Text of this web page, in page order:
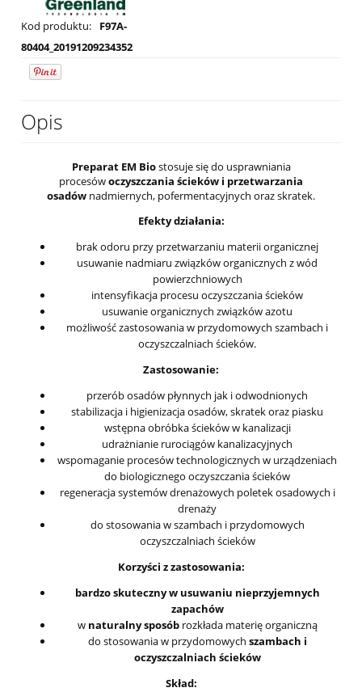
Kod produktu:
F97A-
80404_20191209234352
Opis
Preparat EM Biostosuje się do usprawniania
procesówoczyszczania ścieków i przetwarzania
osadów nadmiernych, pofermentacyjnych oraz skratek.
Efekty działania:
brak odoru przy przetwarzaniu materii organicznej
usuwanie nadmiaru związków organicznych z wód
powierzchniowych
intensyfikacja procesu oczyszczania ścieków
usuwanie organicznych związków azotu
możliwość zastosowania w przydomowych szambach i
oczyszczalniach ścieków.
Zastosowanie:
przerób osadów płynnych jak i odwodnionych
stabilizacja i higienizacja osadów, skratek oraz piasku
wstępna obróbka ścieków w kanalizacji
udrażnianie rurociągów kanalizacyjnych
wspomaganie procesów technologicznych w urządzeniach
do biologicznego oczyszczania ścieków
regeneracja systemów drenażowych poletek osadowych i
drenaży
do stosowania w szambach i przydomowych
oczyszczalniach ścieków
Korzyści z zastosowania:
bardzo skuteczny w usuwaniu nieprzyjemnych
zapachów
w naturalny sposóbrozkłada materię organiczną
do stosowania w przydomowych szambach i
oczyszczalniach ścieków
Skład: